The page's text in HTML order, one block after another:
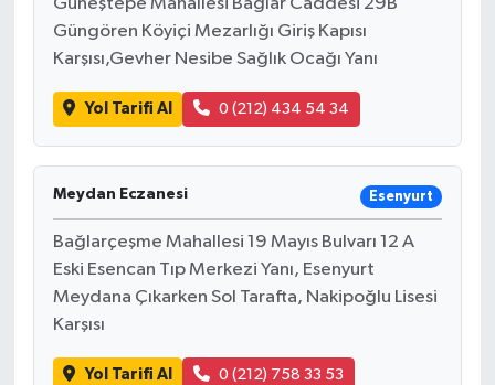
Güngören Köyiçi Mezarlığı Giriş Kapısı
Karşısı,Gevher Nesibe Sağlık Ocağı Yanı
Yol Tarifi Al 0 (212) 434 54 34
Meydan Eczanesi Esenyurt
Bağlarçeşme Mahallesi 19 Mayıs Bulvarı 12 A
Eski Esencan Tıp Merkezi Yanı, Esenyurt
Meydana Çıkarken Sol Tarafta, Nakipoğlu Lisesi
Karşısı
Yol Tarifi Al 0 (212) 758 33 53